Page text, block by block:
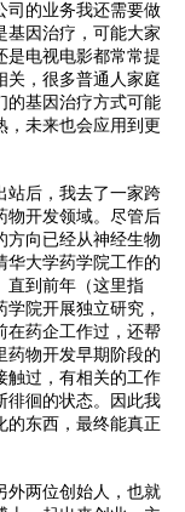
司的业务我还需要做
基因治疗，可能大家
是电视电影都常常提
， 很多普通人家庭
的基因治疗方式可能
，未来也会应用到更
站后，我去了一家跨
物开发领域。尽管后
方向已经从神经生物
华大学药学院工作的
直到前年（这里指
院开展独立研究，
在药企工作过，还帮
药物开发早期阶段的
触过，有相关的工作
徊的状态。
因此我
的东西，最终能真正
外两位创始人，也就